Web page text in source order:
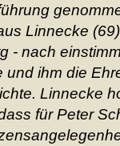
Linnecke
- nach
und ihm die
Linnecke
für Peter